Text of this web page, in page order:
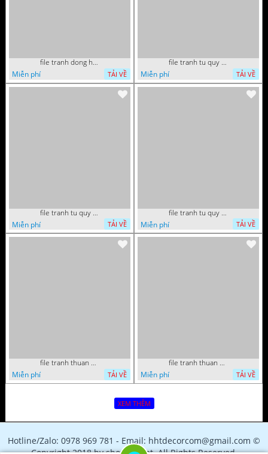
file tranh dong ho tai loc tet cay kim tien phuc loc tho than tai di lac 072026 70
Miễn phí
TẢI VỀ
file tranh tu quy tung hac dai bang ho rong phuong 082026 37
Miễn phí
TẢI VỀ
file tranh tu quy tung hac dai bang ho rong phuong 082026 21
Miễn phí
TẢI VỀ
file tranh tu quy tung hac dai bang ho rong phuong 082026 15
Miễn phí
TẢI VỀ
file tranh thuan buom xuoi gio phong thuy 082026 22
Miễn phí
TẢI VỀ
file tranh thuan buom xuoi gio phong thuy 082026 06
Miễn phí
TẢI VỀ
XEM THÊM
Hotline/Zalo: 0978 969 781 - Email: hhtdecorcom@gmail.com ©